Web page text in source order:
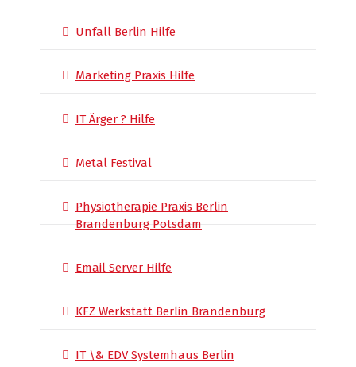
Unfall Berlin Hilfe
Marketing Praxis Hilfe
IT Ärger ? Hilfe
Metal Festival
Physiotherapie Praxis Berlin
Brandenburg Potsdam
Email Server Hilfe
KFZ Werkstatt Berlin Brandenburg
IT \& EDV Systemhaus Berlin